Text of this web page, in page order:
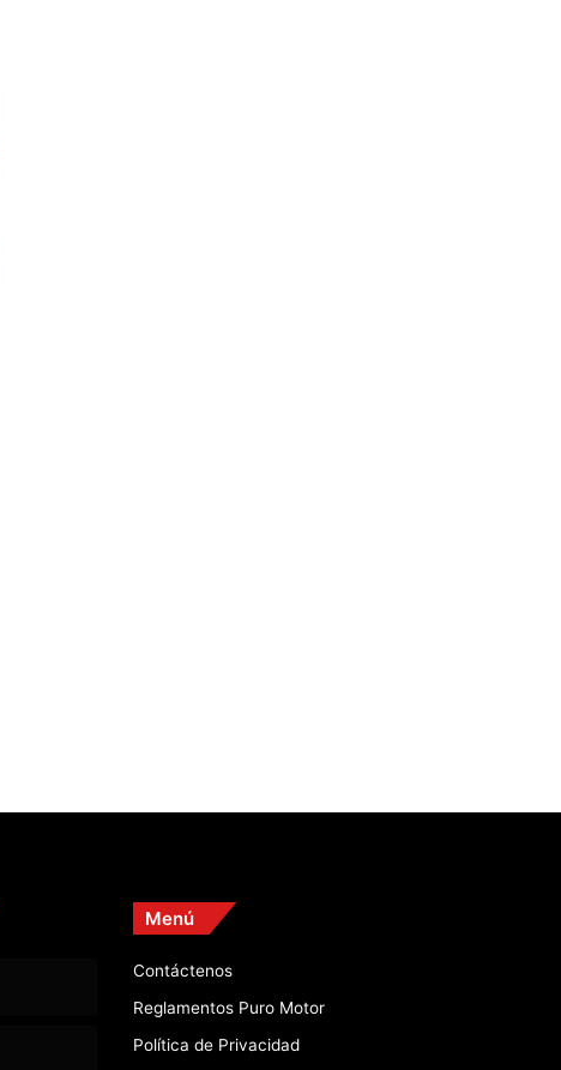
Menú
Contáctenos
Reglamentos Puro Motor
Política de Privacidad